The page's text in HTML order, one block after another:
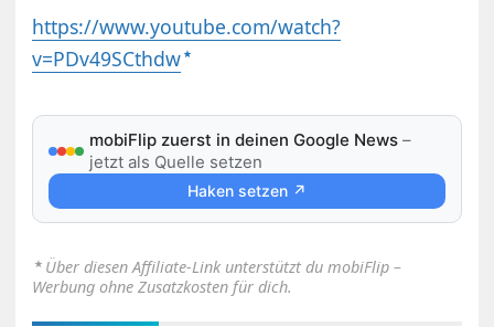
https://www.youtube.com/watch?
v=PDv49SCthdw
mobiFlip zuerst in deinen Google News –
jetzt als Quelle setzen
Haken setzen ↗
⋆ Über diesen Affiliate-Link unterstützt du mobiFlip –
Werbung ohne Zusatzkosten für dich.